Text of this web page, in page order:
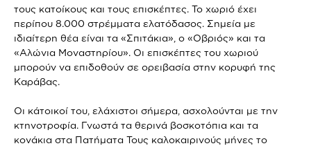
τους κατοίκους και τους επισκέπτες. Το χωριό έχει
περίπου 8.000 στρέμματα ελατόδασος. Σημεία με
ιδιαίτερη θέα είναι τα «Σπιτάκια», ο «Οβριός» και τα
«Αλώνια Μοναστηρίου». Οι επισκέπτες του χωριού
μπορούν να επιδοθούν σε ορειβασία στην κορυφή της
Καράβας.
Οι κάτοικοί του, ελάχιστοι σήμερα, ασχολούνται με την
κτηνοτροφία. Γνωστά τα θερινά βοσκοτόπια και τα
κονάκια στα Πατήματα Τους καλοκαιρινούς μήνες το